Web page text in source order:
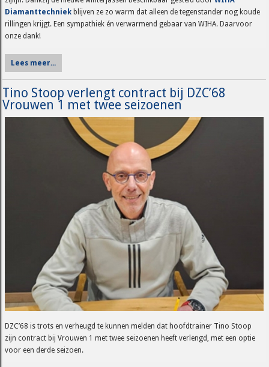
Diamanttechniek blijven ze zo warm dat alleen de tegenstander nog koude
rillingen krijgt. Een sympathiek én verwarmend gebaar van WIHA. Daarvoor
onze dank!
Lees meer...
Tino Stoop verlengt contract bij DZC’68
Vrouwen 1 met twee seizoenen
DZC’68 is trots en verheugd te kunnen melden dat hoofdtrainer Tino Stoop
zijn contract bij Vrouwen 1 met twee seizoenen heeft verlengd, met een optie
voor een derde seizoen.